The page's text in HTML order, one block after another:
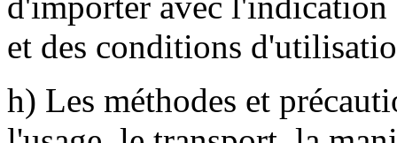
et des conditions
h) Les méthodes et